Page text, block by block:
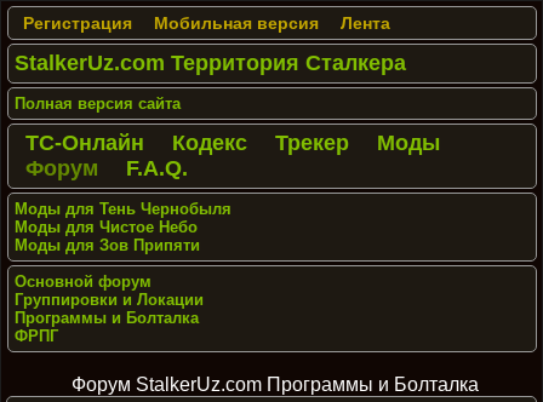
Регистрация Мобильная версия Лента
StalkerUz.com Территория Сталкера
Полная версия сайта
ТС-Онлайн Кодекс Трекер
Моды
Форум
F.A.Q.
Моды для Тень Чернобыля
Моды для Чистое Небо
Моды для Зов Припяти
Основной форум
Группировки и Локации
Программы и Болталка
ФРПГ
Форум StalkerUz.com Программы и Болталка